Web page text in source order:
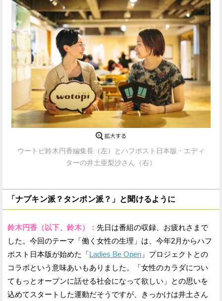
ウートピ鈴木円香編集長（左）とハフポスト日本版・エディ
ターの井土亜梨沙さん（右）
「ナプキン派？タンポン派？」と聞けるように
鈴木円香（以下、鈴木）： 先日は番組の収録、お疲れさまで
した。今回のテーマ「働く女性の生理」は、今年2月からハフ
ポスト日本版が始めた「Ladies Be Open 」プロジェクトとの
コラボという意味あいもありました。「女性のカラダについ
てもっとオープンに話せる社会になって欲しい」との思いを
込めてスタートした運動だそうですが、きっかけは井土さん